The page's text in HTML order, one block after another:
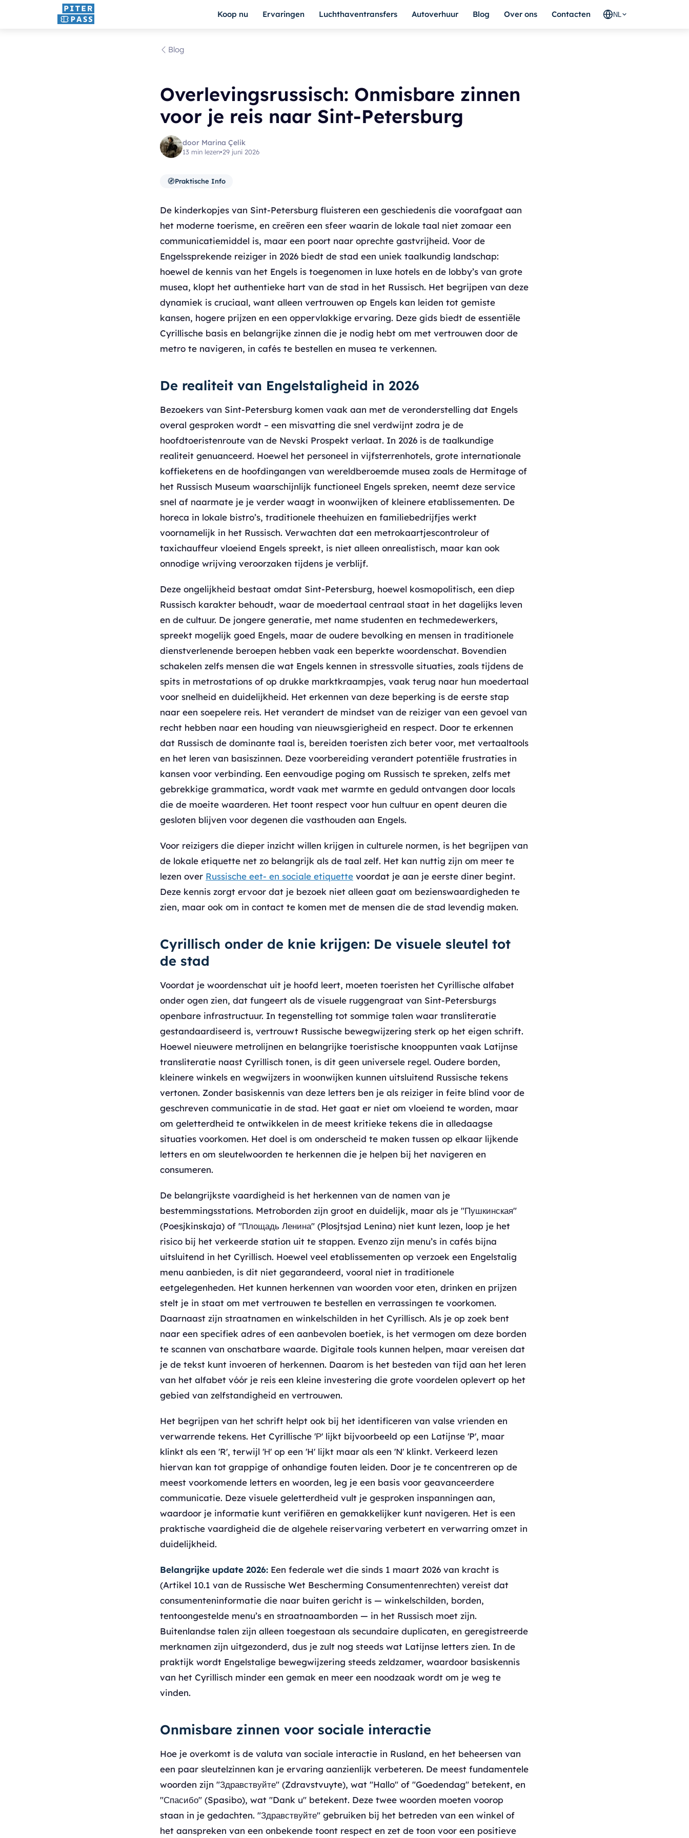
Koop nu Ervaringen Luchthaventransfers Autoverhuur Blog Over ons Contacten NL
Blog
Overlevingsrussisch: Onmisbare zinnen
voor je reis naar Sint-Petersburg
door Marina Çelik
13 min lezen•29 juni 2026
🧭Praktische Info
De kinderkopjes van Sint-Petersburg fluisteren een geschiedenis die voorafgaat aan
het moderne toerisme, en creëren een sfeer waarin de lokale taal niet zomaar een
communicatiemiddel is, maar een poort naar oprechte gastvrijheid. Voor de
Engelssprekende reiziger in 2026 biedt de stad een uniek taalkundig landschap:
hoewel de kennis van het Engels is toegenomen in luxe hotels en de lobby’s van grote
musea, klopt het authentieke hart van de stad in het Russisch. Het begrijpen van deze
dynamiek is cruciaal, want alleen vertrouwen op Engels kan leiden tot gemiste
kansen, hogere prijzen en een oppervlakkige ervaring. Deze gids biedt de essentiële
Cyrillische basis en belangrijke zinnen die je nodig hebt om met vertrouwen door de
metro te navigeren, in cafés te bestellen en musea te verkennen.
De realiteit van Engelstaligheid in 2026
Bezoekers van Sint-Petersburg komen vaak aan met de veronderstelling dat Engels
overal gesproken wordt – een misvatting die snel verdwijnt zodra je de
hoofdtoeristenroute van de Nevski Prospekt verlaat. In 2026 is de taalkundige
realiteit genuanceerd. Hoewel het personeel in vijfsterrenhotels, grote internationale
koffieketens en de hoofdingangen van wereldberoemde musea zoals de Hermitage of
het Russisch Museum waarschijnlijk functioneel Engels spreken, neemt deze service
snel af naarmate je je verder waagt in woonwijken of kleinere etablissementen. De
horeca in lokale bistro’s, traditionele theehuizen en familiebedrijfjes werkt
voornamelijk in het Russisch. Verwachten dat een metrokaartjescontroleur of
taxichauffeur vloeiend Engels spreekt, is niet alleen onrealistisch, maar kan ook
onnodige wrijving veroorzaken tijdens je verblijf.
Deze ongelijkheid bestaat omdat Sint-Petersburg, hoewel kosmopolitisch, een diep
Russisch karakter behoudt, waar de moedertaal centraal staat in het dagelijks leven
en de cultuur. De jongere generatie, met name studenten en techmedewerkers,
spreekt mogelijk goed Engels, maar de oudere bevolking en mensen in traditionele
dienstverlenende beroepen hebben vaak een beperkte woordenschat. Bovendien
schakelen zelfs mensen die wat Engels kennen in stressvolle situaties, zoals tijdens de
spits in metrostations of op drukke marktkraampjes, vaak terug naar hun moedertaal
voor snelheid en duidelijkheid. Het erkennen van deze beperking is de eerste stap
naar een soepelere reis. Het verandert de mindset van de reiziger van een gevoel van
recht hebben naar een houding van nieuwsgierigheid en respect. Door te erkennen
dat Russisch de dominante taal is, bereiden toeristen zich beter voor, met vertaaltools
en het leren van basiszinnen. Deze voorbereiding verandert potentiële frustraties in
kansen voor verbinding. Een eenvoudige poging om Russisch te spreken, zelfs met
gebrekkige grammatica, wordt vaak met warmte en geduld ontvangen door locals
die de moeite waarderen. Het toont respect voor hun cultuur en opent deuren die
gesloten blijven voor degenen die vasthouden aan Engels.
Voor reizigers die dieper inzicht willen krijgen in culturele normen, is het begrijpen van
de lokale etiquette net zo belangrijk als de taal zelf. Het kan nuttig zijn om meer te
lezen over Russische eet- en sociale etiquette voordat je aan je eerste diner begint.
Deze kennis zorgt ervoor dat je bezoek niet alleen gaat om bezienswaardigheden te
zien, maar ook om in contact te komen met de mensen die de stad levendig maken.
Cyrillisch onder de knie krijgen: De visuele sleutel tot
de stad
Voordat je woordenschat uit je hoofd leert, moeten toeristen het Cyrillische alfabet
onder ogen zien, dat fungeert als de visuele ruggengraat van Sint-Petersburgs
openbare infrastructuur. In tegenstelling tot sommige talen waar transliteratie
gestandaardiseerd is, vertrouwt Russische bewegwijzering sterk op het eigen schrift.
Hoewel nieuwere metrolijnen en belangrijke toeristische knooppunten vaak Latijnse
transliteratie naast Cyrillisch tonen, is dit geen universele regel. Oudere borden,
kleinere winkels en wegwijzers in woonwijken kunnen uitsluitend Russische tekens
vertonen. Zonder basiskennis van deze letters ben je als reiziger in feite blind voor de
geschreven communicatie in de stad. Het gaat er niet om vloeiend te worden, maar
om geletterdheid te ontwikkelen in de meest kritieke tekens die in alledaagse
situaties voorkomen. Het doel is om onderscheid te maken tussen op elkaar lijkende
letters en om sleutelwoorden te herkennen die je helpen bij het navigeren en
consumeren.
De belangrijkste vaardigheid is het herkennen van de namen van je
bestemmingsstations. Metroborden zijn groot en duidelijk, maar als je "Пушкинская"
(Poesjkinskaja) of "Площадь Ленина" (Plosjtsjad Lenina) niet kunt lezen, loop je het
risico bij het verkeerde station uit te stappen. Evenzo zijn menu’s in cafés bijna
uitsluitend in het Cyrillisch. Hoewel veel etablissementen op verzoek een Engelstalig
menu aanbieden, is dit niet gegarandeerd, vooral niet in traditionele
eetgelegenheden. Het kunnen herkennen van woorden voor eten, drinken en prijzen
stelt je in staat om met vertrouwen te bestellen en verrassingen te voorkomen.
Daarnaast zijn straatnamen en winkelschilden in het Cyrillisch. Als je op zoek bent
naar een specifiek adres of een aanbevolen boetiek, is het vermogen om deze borden
te scannen van onschatbare waarde. Digitale tools kunnen helpen, maar vereisen dat
je de tekst kunt invoeren of herkennen. Daarom is het besteden van tijd aan het leren
van het alfabet vóór je reis een kleine investering die grote voordelen oplevert op het
gebied van zelfstandigheid en vertrouwen.
Het begrijpen van het schrift helpt ook bij het identificeren van valse vrienden en
verwarrende tekens. Het Cyrillische 'Р' lijkt bijvoorbeeld op een Latijnse 'P', maar
klinkt als een 'R', terwijl 'Н' op een 'H' lijkt maar als een 'N' klinkt. Verkeerd lezen
hiervan kan tot grappige of onhandige fouten leiden. Door je te concentreren op de
meest voorkomende letters en woorden, leg je een basis voor geavanceerdere
communicatie. Deze visuele geletterdheid vult je gesproken inspanningen aan,
waardoor je informatie kunt verifiëren en gemakkelijker kunt navigeren. Het is een
praktische vaardigheid die de algehele reiservaring verbetert en verwarring omzet in
duidelijkheid.
Belangrijke update 2026: Een federale wet die sinds 1 maart 2026 van kracht is
(Artikel 10.1 van de Russische Wet Bescherming Consumentenrechten) vereist dat
consumenteninformatie die naar buiten gericht is — winkelschilden, borden,
tentoongestelde menu’s en straatnaamborden — in het Russisch moet zijn.
Buitenlandse talen zijn alleen toegestaan als secundaire duplicaten, en geregistreerde
merknamen zijn uitgezonderd, dus je zult nog steeds wat Latijnse letters zien. In de
praktijk wordt Engelstalige bewegwijzering steeds zeldzamer, waardoor basiskennis
van het Cyrillisch minder een gemak en meer een noodzaak wordt om je weg te
vinden.
Onmisbare zinnen voor sociale interactie
Hoe je overkomt is de valuta van sociale interactie in Rusland, en het beheersen van
een paar sleutelzinnen kan je ervaring aanzienlijk verbeteren. De meest fundamentele
woorden zijn "Здравствуйте" (Zdravstvuyte), wat "Hallo" of "Goedendag" betekent, en
"Спасибо" (Spasibo), wat "Dank u" betekent. Deze twee woorden moeten voorop
staan in je gedachten. "Здравствуйте" gebruiken bij het betreden van een winkel of
het aanspreken van een onbekende toont respect en zet de toon voor een positieve